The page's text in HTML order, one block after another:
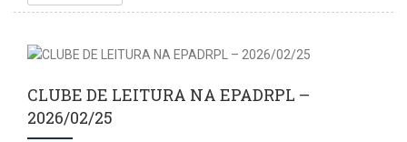
CLUBE DE LEITURA NA EPADRPL –
2026/02/25